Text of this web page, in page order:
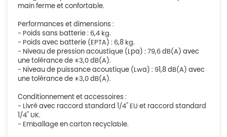
main ferme et confortable.
Performances et dimensions :
- Poids sans batterie : 6,4 kg.
- Poids avec batterie (EPTA) : 6,8 kg.
- Niveau de pression acoustique (Lpa) : 79,6 dB(A) avec
une tolérance de ±3,0 dB(A).
- Niveau de puissance acoustique (Lwa) : 91,8 dB(A) avec
une tolérance de ±3,0 dB(A).
Conditionnement et accessoires :
- Livré avec raccord standard 1/4'' EU et raccord standard
1/4'' UK.
- Emballage en carton recyclable.